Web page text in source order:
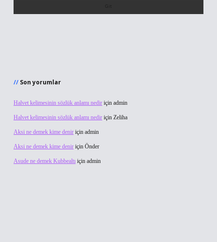
Son yorumlar
Halvet kelimesinin sözlük anlamı nedir için admin
Halvet kelimesinin sözlük anlamı nedir için Zeliha
Aksi ne demek kime denir için admin
Aksi ne demek kime denir için Önder
Asude ne demek Kubbealtı için admin